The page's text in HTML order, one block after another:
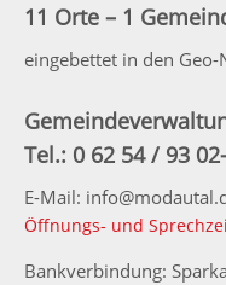
11 Orte – 1
eingebettet in den
Tel.: 0 62 54 / 93
E-Mail:
Öffnungs- und
Bankverbindung: